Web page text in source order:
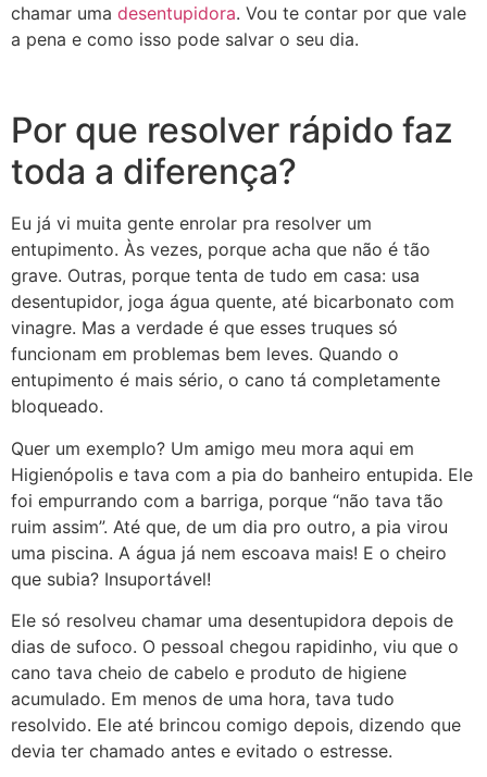
chamar uma desentupidora. Vou te contar por que vale
a pena e como isso pode salvar o seu dia.
Por que resolver rápido faz
toda a diferença?
Eu já vi muita gente enrolar pra resolver um
entupimento. Às vezes, porque acha que não é tão
grave. Outras, porque tenta de tudo em casa: usa
desentupidor, joga água quente, até bicarbonato com
vinagre. Mas a verdade é que esses truques só
funcionam em problemas bem leves. Quando o
entupimento é mais sério, o cano tá completamente
bloqueado.
Quer um exemplo? Um amigo meu mora aqui em
Higienópolis e tava com a pia do banheiro entupida. Ele
foi empurrando com a barriga, porque “não tava tão
ruim assim”. Até que, de um dia pro outro, a pia virou
uma piscina. A água já nem escoava mais! E o cheiro
que subia? Insuportável!
Ele só resolveu chamar uma desentupidora depois de
dias de sufoco. O pessoal chegou rapidinho, viu que o
cano tava cheio de cabelo e produto de higiene
acumulado. Em menos de uma hora, tava tudo
resolvido. Ele até brincou comigo depois, dizendo que
devia ter chamado antes e evitado o estresse.